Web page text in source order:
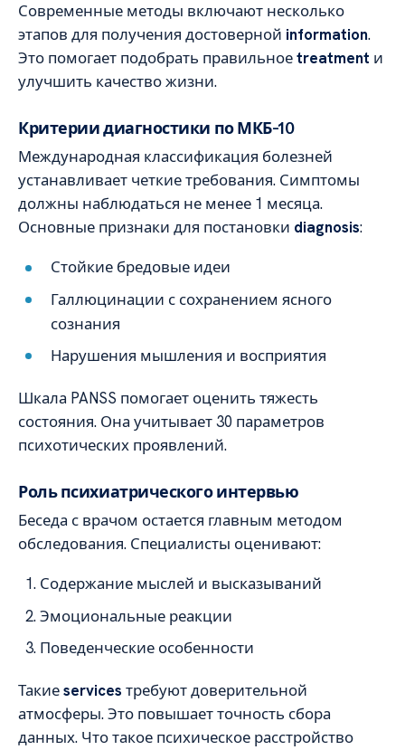
Современные методы включают несколько
этапов для получения достоверной information.
Это помогает подобрать правильноеtreatment и
улучшить качество жизни.
Критерии диагностики по МКБ-10
Международная классификация болезней
устанавливает четкие требования. Симптомы
должны наблюдаться не менее 1 месяца.
Основные признаки для постановки diagnosis:
Стойкие бредовые идеи
Галлюцинации с сохранением ясного
сознания
Нарушения мышления и восприятия
Шкала PANSS помогает оценить тяжесть
состояния. Она учитывает 30 параметров
психотических проявлений.
Роль психиатрического интервью
Беседа с врачом остается главным методом
обследования. Специалисты оценивают:
Содержание мыслей и высказываний
Эмоциональные реакции
Поведенческие особенности
Такиеservices требуют доверительной
атмосферы. Это повышает точность сбора
данных. Что такое психическое расстройство